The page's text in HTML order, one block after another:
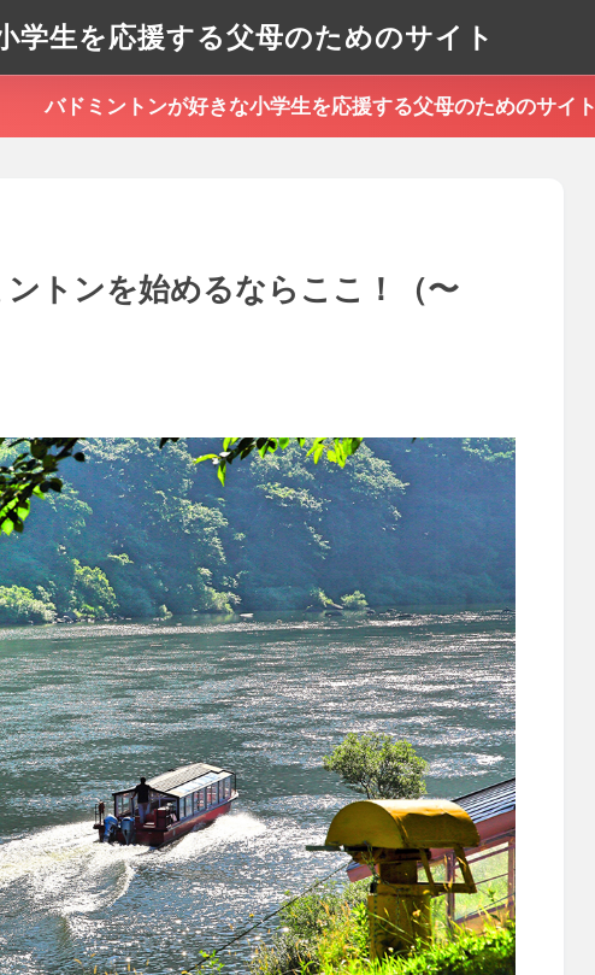
学生を応援する父母のためのサイト
バドミントンが好きな小学生を応援する父母のためのサイト
トンを始めるならここ！（〜